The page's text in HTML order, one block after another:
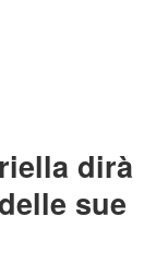
dirà
sue